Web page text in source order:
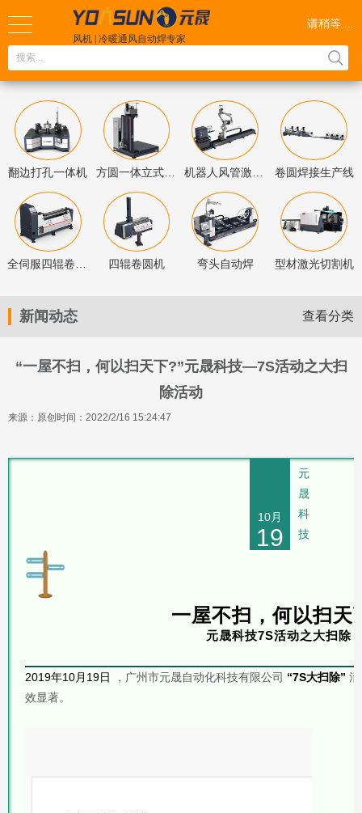
风机 | 冷暖通风自动焊专家
全国服务热线189 2873 2487
请稍等....
翻边打孔一体机 方圆一体立式直缝焊 机器人风管激光自动焊 卷圆焊接生产线
全伺服四辊卷圆机 四辊卷圆机 弯头自动焊 型材激光切割机
新闻动态 查看分类
“一屋不扫，何以扫天下?”元晟科技—7S活动之大扫
除活动
来源：原创时间：2022/2/16 15:24:47
10月
19
元
晟
科
技
一屋不扫，何以扫天
元晟科技7S活动之大扫除
2019年10月19日 ，广州市元晟自动化科技有限公司 “7S大扫除”
效显著。